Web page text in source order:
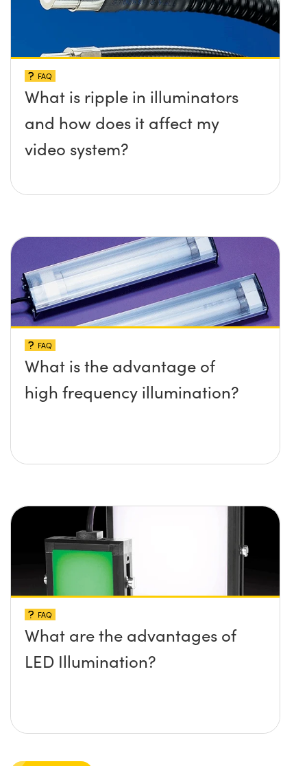
FAQ
What is ripple in illuminators
and how does it affect my
video system?
FAQ
What is the advantage of
high frequency illumination?
FAQ
What are the advantages of
LED Illumination?